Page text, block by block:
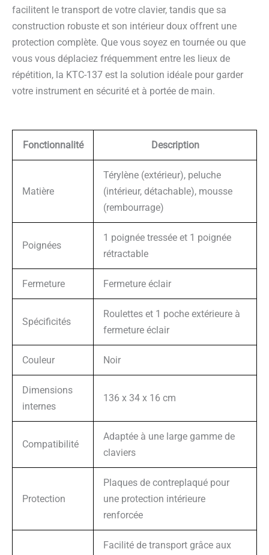
facilitent le transport de votre clavier, tandis que sa
construction robuste et son intérieur doux offrent une
protection complète. Que vous soyez en tournée ou que
vous vous déplaciez fréquemment entre les lieux de
répétition, la KTC-137 est la solution idéale pour garder
votre instrument en sécurité et à portée de main.
Fonctionnalité Description
Matière
Térylène (extérieur), peluche
(intérieur, détachable), mousse
(rembourrage)
Poignées
1 poignée tressée et 1 poignée
rétractable
Fermeture Fermeture éclair
Spécificités
Roulettes et 1 poche extérieure à
fermeture éclair
Couleur Noir
Dimensions
internes
136 x 34 x 16 cm
Compatibilité
Adaptée à une large gamme de
claviers
Protection
Plaques de contreplaqué pour
une protection intérieure
renforcée
Facilité de transport grâce aux